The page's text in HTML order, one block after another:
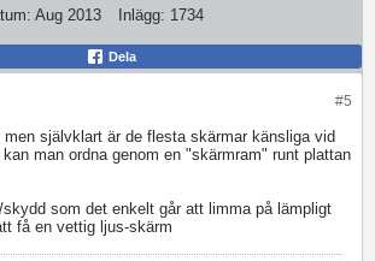
Aug 2013 Inlägg: 1734
Dela
#5
självklart är de flesta skärmar känsliga vid
man ordna genom en "skärmram" runt plattan
som det enkelt går att limma på lämpligt
få en vettig ljus-skärm